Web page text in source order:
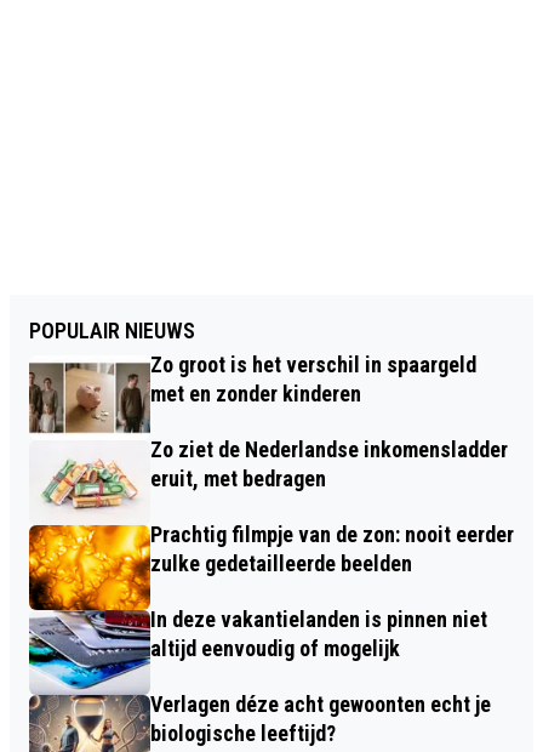
POPULAIR NIEUWS
Zo groot is het verschil in spaargeld
met en zonder kinderen
Zo ziet de Nederlandse inkomensladder
eruit, met bedragen
Prachtig filmpje van de zon: nooit eerder
zulke gedetailleerde beelden
In deze vakantielanden is pinnen niet
altijd eenvoudig of mogelijk
Verlagen déze acht gewoonten echt je
biologische leeftijd?